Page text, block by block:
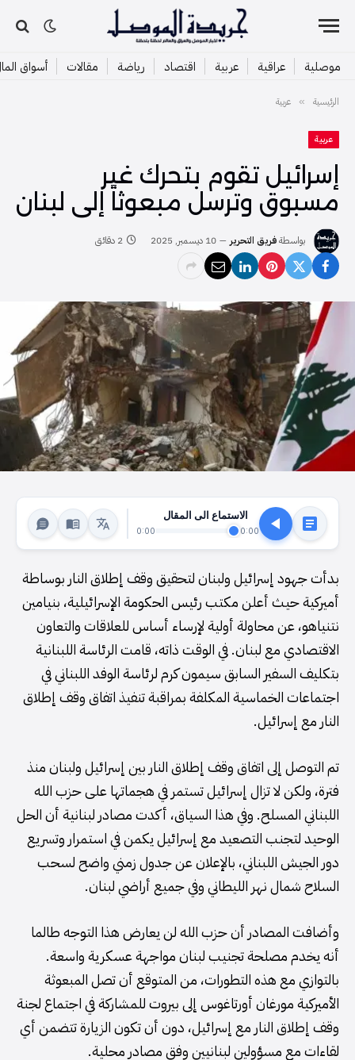
موصلية عراقية عربية اقتصاد رياضة مقالات أسواق
الرئيسية » عربية
عربية
إسرائيل تقوم بتحرك غير
مسبوق وترسل مبعوثاً إلى لبنان
بواسطةفريق التحرير 10 ديسمبر, 2025 2 دقائق
الاستماع الى المقال
0:00
0:00
بدأت جهود إسرائيل ولبنان لتحقيق وقف إطلاق النار بوساطة
أميركية حيث أعلن مكتب رئيس الحكومة الإسرائيلية، بنيامين
نتنياهو، عن محاولة أولية لإرساء أساس للعلاقات والتعاون
الاقتصادي مع لبنان. في الوقت ذاته، قامت الرئاسة اللبنانية
بتكليف السفير السابق سيمون كرم لرئاسة الوفد اللبناني في
اجتماعات الخماسية المكلفة بمراقبة تنفيذ اتفاق وقف إطلاق
النار مع إسرائيل.
تم التوصل إلى اتفاق وقف إطلاق النار بين إسرائيل ولبنان منذ
فترة، ولكن لا تزال إسرائيل تستمر في هجماتها على حزب الله
اللبناني المسلح. وفي هذا السياق، أكدت مصادر لبنانية أن الحل
الوحيد لتجنب التصعيد مع إسرائيل يكمن في استمرار وتسريع
دور الجيش اللبناني، بالإعلان عن جدول زمني واضح لسحب
السلاح شمال نهر الليطاني وفي جميع أراضي لبنان.
وأضافت المصادر أن حزب الله لن يعارض هذا التوجه طالما
أنه يخدم مصلحة تجنيب لبنان مواجهة عسكرية واسعة.
بالتوازي مع هذه التطورات، من المتوقع أن تصل المبعوثة
الأميركية مورغان أورتاغوس إلى بيروت للمشاركة في اجتماع لجنة
وقف إطلاق النار مع إسرائيل، دون أن تكون الزيارة تتضمن أي
لقاءات مع مسؤولين لبنانيين وفق مصادر محلية.